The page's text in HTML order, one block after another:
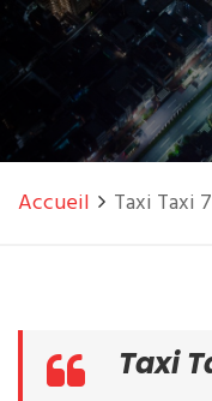
Accueil Taxi Taxi
Taxi